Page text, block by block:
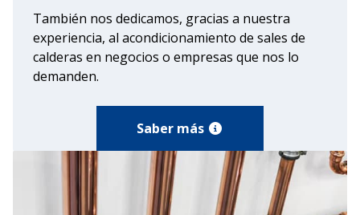
También nos dedicamos, gracias a nuestra
experiencia, al acondicionamiento de sales de
calderas en negocios o empresas que nos lo
demanden.
Saber más